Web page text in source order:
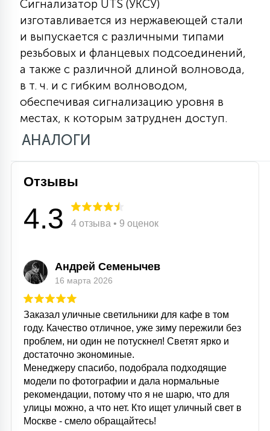
С УПРАВЛЕНИЕМ
АКСЕССУАРЫ
Сигнализатор UTS (УКСУ)
изготавливается из нержавеющей стали
и выпускается с различными типами
резьбовых и фланцевых подсоединений,
а также с различной длиной волновода,
в т. ч. и с гибким волноводом,
обеспечивая сигнализацию уровня в
местах, к которым затруднен доступ.
АНАЛОГИ
Отзывы
4.3 4 отзыва • 9 оценок
Андрей Семенычев
16 марта 2026
Заказал уличные светильники для кафе в том
году. Качество отличное, уже зиму пережили без
проблем, ни один не потускнел! Светят ярко и
достаточно экономиные.
Менеджеру спасибо, подобрала подходящие
модели по фотографии и дала нормальные
рекомендации, потому что я не шарю, что для
улицы можно, а что нет. Кто ищет уличный свет в
Москве - смело обращайтесь!